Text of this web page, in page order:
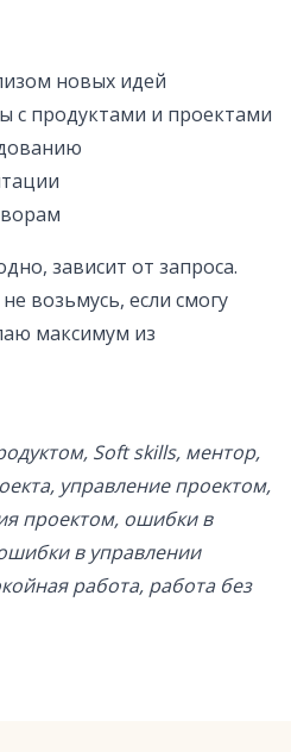
новых идей
с продуктами и проектами
зависит от запроса.
возьмусь, если смогу
максимум из
Soft skills, ментор,
управление проектом,
проектом, ошибки в
в управлении
работа, работа без